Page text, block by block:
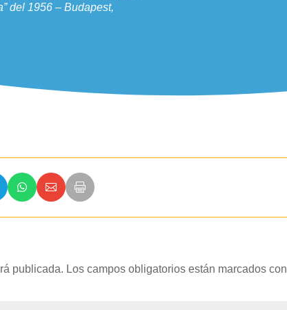
del 1956 – Budapest,
publicada. Los campos obligatorios están marcados con